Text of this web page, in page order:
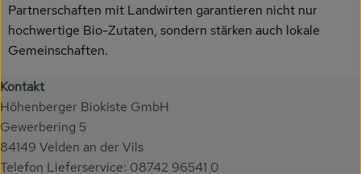
Partnerschaften mit Landwirten garantieren nicht nur
hochwertige Bio-Zutaten, sondern stärken auch lokale
Gemeinschaften.
Kontakt
Höhenberger Biokiste GmbH
Gewerbering 5
84149 Velden an der Vils
Telefon Lieferservice: 08742 96541 0